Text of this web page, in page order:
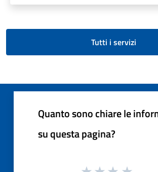
Tutti i servizi
Quanto sono chiare le
su questa pagina?